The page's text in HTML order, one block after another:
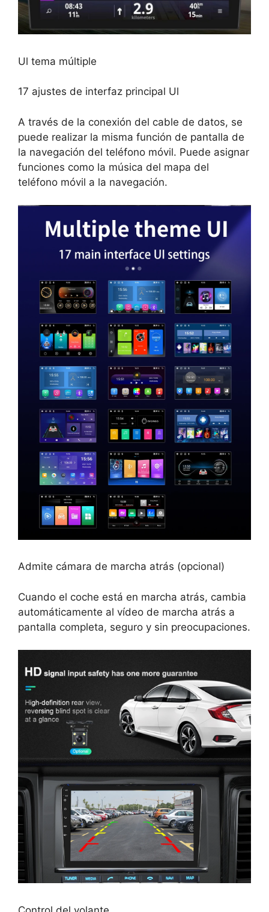
Ul tema múltiple
17 ajustes de interfaz principal Ul
A través de la conexión del cable de datos, se
puede realizar la misma función de pantalla de
la navegación del teléfono móvil. Puede asignar
funciones como la música del mapa del
teléfono móvil a la navegación.
Admite cámara de marcha atrás (opcional)
Cuando el coche está en marcha atrás, cambia
automáticamente al vídeo de marcha atrás a
pantalla completa, seguro y sin preocupaciones.